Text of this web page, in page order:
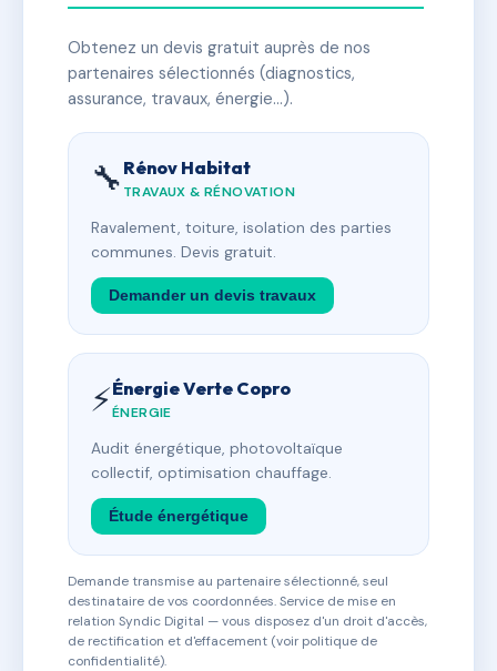
Obtenez un devis gratuit auprès de nos
partenaires sélectionnés (diagnostics,
assurance, travaux, énergie…).
🔧 Rénov Habitat
TRAVAUX & RÉNOVATION
Ravalement, toiture, isolation des parties
communes. Devis gratuit.
Demander un devis travaux
⚡Énergie Verte Copro
ÉNERGIE
Audit énergétique, photovoltaïque
collectif, optimisation chauffage.
Étude énergétique
Demande transmise au partenaire sélectionné, seul
destinataire de vos coordonnées. Service de mise en
relation Syndic Digital — vous disposez d'un droit d'accès,
de rectification et d'effacement (voir politique de
confidentialité).